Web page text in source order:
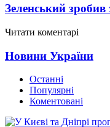
Зеленський
Читати коментарі
Новини України
Останні
Популярні
Коментовані